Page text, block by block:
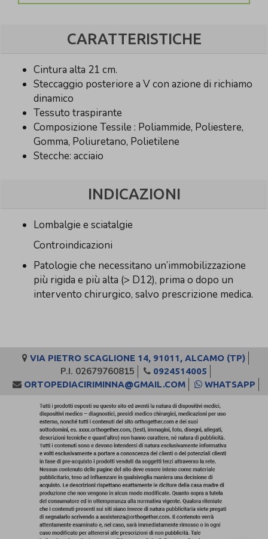
CARATTERISTICHE
Cintura alta 21 cm.
Steccaggio posteriore a V con azione di richiamo
dinamico
Tessuto traspirante
Composizione Tessile : Poliammide, Poliestere,
Gomma, Poliuretano, Polietilene
Stecche: acciaio
INDICAZIONI
Lombalgie e sciatalgie
Controindicazioni
Patologie che necessitano un’immobilizzazione
più rigida e più alta (> D12), prima o dopo un
intervento chirurgico, salvo prescrizione medica.
VIA PIETRO SCAGLIONE 14, 91011, ALCAMO (TP)
P.I. 02679760815
0924514005
ORTOPEDIACIRIMINNA@GMAIL.COM
WHATSAPP